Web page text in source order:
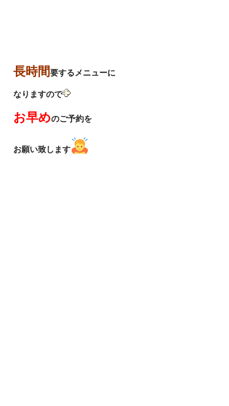
長時間要するメニューに
なりますので
お早めのご予約を
お願い致します